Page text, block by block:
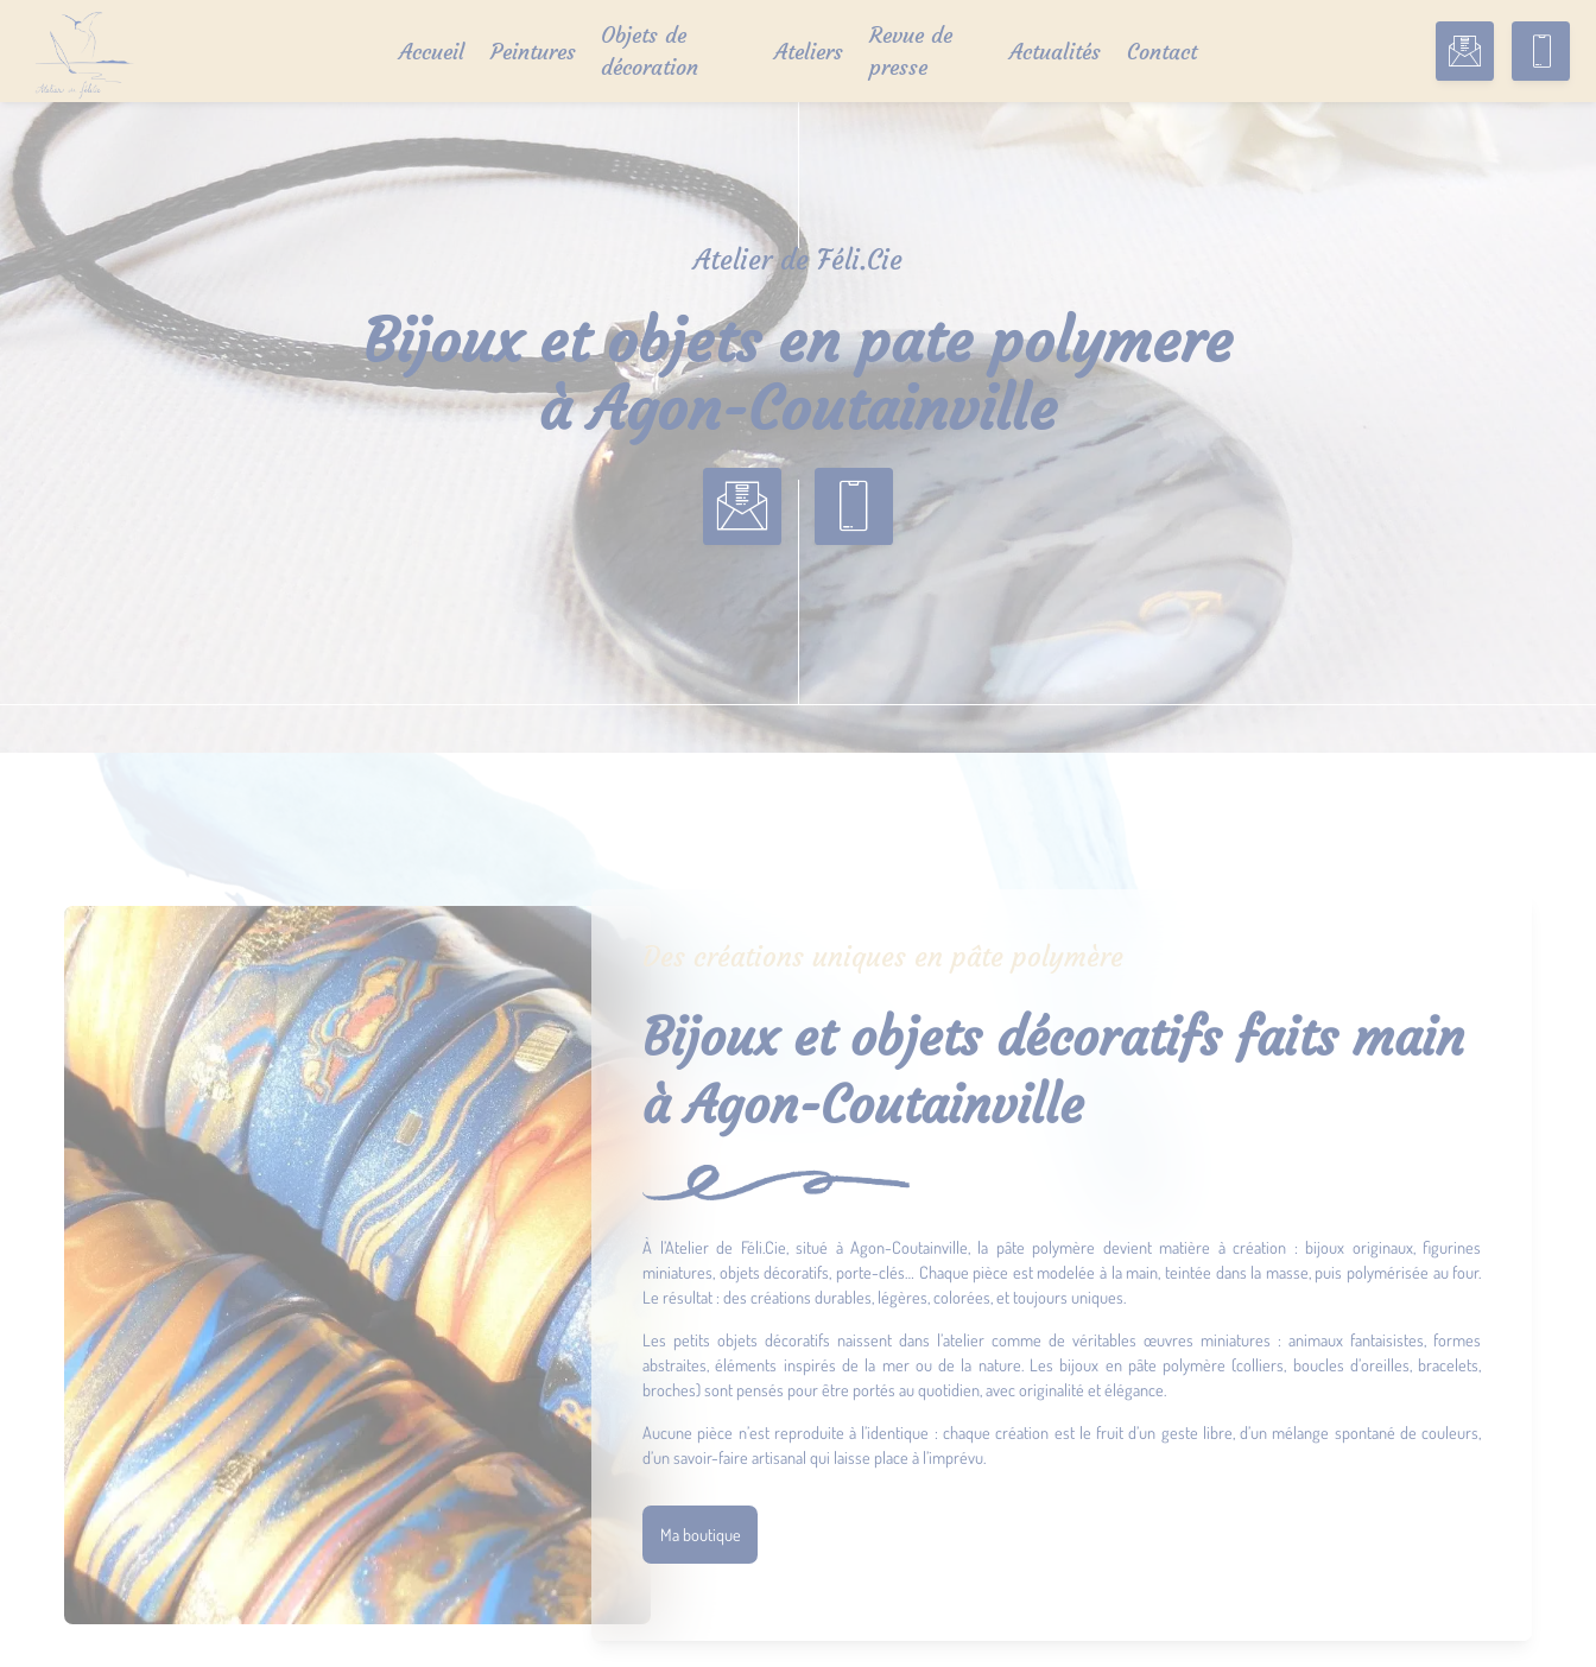
content
Accueil Peintures
Objets de
décoration
Ateliers
Revue de
presse
Actualités Contact
Atelier de Féli.Cie
Bijoux et objets en pate polymere
à Agon-Coutainville
Des créations uniques en pâte polymère
Bijoux et objets décoratifs faits main
à Agon-Coutainville
À l’Atelier de Féli.Cie, situé à Agon-Coutainville, la pâte polymère devient matière à création : bijoux originaux, figurines
miniatures, objets décoratifs, porte-clés… Chaque pièce est modelée à la main, teintée dans la masse, puis polymérisée au four.
Le résultat : des créations durables, légères, colorées, et toujours uniques.
Les petits objets décoratifs naissent dans l’atelier comme de véritables œuvres miniatures : animaux fantaisistes, formes
abstraites, éléments inspirés de la mer ou de la nature. Les bijoux en pâte polymère (colliers, boucles d’oreilles, bracelets,
broches) sont pensés pour être portés au quotidien, avec originalité et élégance.
Aucune pièce n’est reproduite à l’identique : chaque création est le fruit d’un geste libre, d’un mélange spontané de couleurs,
d’un savoir-faire artisanal qui laisse place à l’imprévu.
Ma boutique